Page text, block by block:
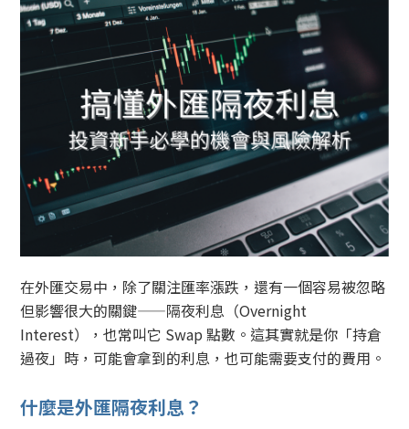
在外匯交易中，除了關注匯率漲跌，還有一個容易被忽略
但影響很大的關鍵——隔夜利息（Overnight
Interest），也常叫它 Swap 點數。這其實就是你「持倉
過夜」時，可能會拿到的利息，也可能需要支付的費用。
什麼是外匯隔夜利息？